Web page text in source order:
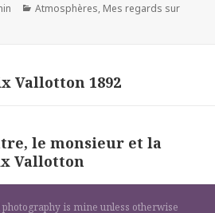
Categories
Atmosphères, Mes regards sur
Vallotton 1892
le monsieur et la
Vallotton
is mine unless otherwise